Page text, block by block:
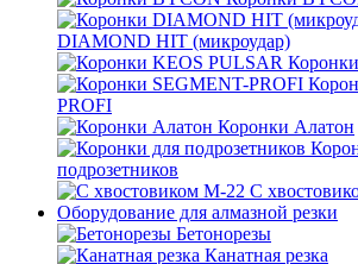
DIAMOND HIT (микроудар)
PROFI
Коронки Алатон
подрозетников
С
Оборудование для алмазной резки
Бетонорезы
Канатная резка